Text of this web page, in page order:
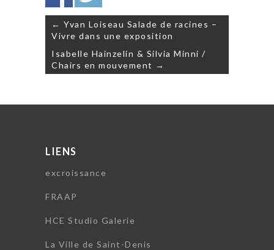
Navigation
de
← Yvan Loiseau Salade de racines –
Vivre dans une exposition
Isabelle Hainzelin & Silvia Minni /
Chairs en mouvement →
LIENS
excroissance
FRAAP
HCE Studio Galerie
La Ville de Saint-Denis